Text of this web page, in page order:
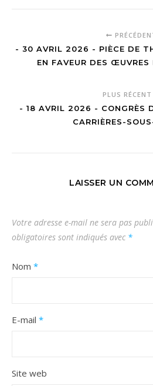
- 30 AVRIL 2026 - PIÈCE DE
EN FAVEUR DES
PLUS RÉCENT
- 18 AVRIL 2026 - CONGRÈS
CARRIÈRES-
LAISSER UN
Votre adresse e-mail ne sera pas
obligatoires sont indiqués avec *
Nom *
E-mail *
Site web